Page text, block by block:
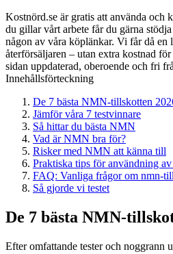
Kostnörd.se är gratis att använda och
du gillar vårt arbete får du gärna
någon av våra köplänkar. Vi får då en
återförsäljaren – utan extra kostnad
sidan uppdaterad, oberoende och fri
Innehållsförteckning
De 7 bästa NMN-tillskotten
Jämför våra 7 testvinnare
Så hittar du bästa NMN
Vad är NMN bra för?
Risker med NMN att känna till
Praktiska tips för användning
FAQ: Vanliga frågor om nmn-
Så gjorde vi testet
De 7 bästa NMN-
Efter omfattande tester och noggrann